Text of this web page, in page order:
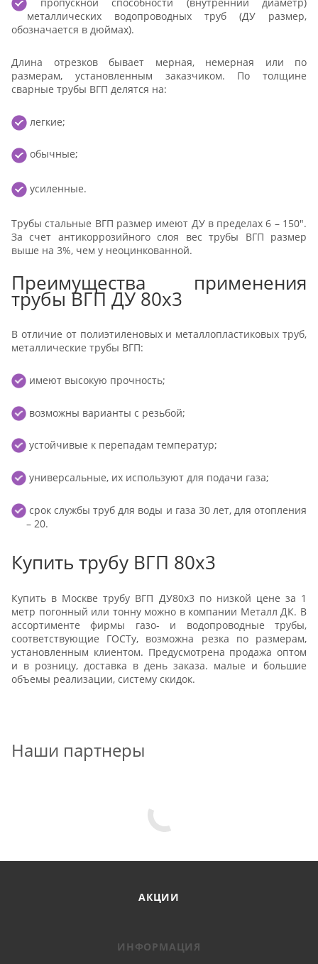
металлических водопроводных труб (ДУ размер,
обозначается в дюймах).
Длина отрезков бывает мерная, немерная или по
размерам, установленным заказчиком. По толщине
сварные трубы ВГП делятся на:
легкие;
обычные;
усиленные.
Трубы стальные ВГП размер имеют ДУ в пределах 6 – 150″.
За счет антикоррозийного слоя вес трубы ВГП размер
выше на 3%, чем у неоцинкованной.
Преимущества применения
трубы ВГП ДУ 80х3
В отличие от полиэтиленовых и металлопластиковых труб,
металлические трубы ВГП:
имеют высокую прочность;
возможны варианты с резьбой;
устойчивые к перепадам температур;
универсальные, их используют для подачи газа;
срок службы труб для воды и газа 30 лет, для отопления
– 20.
Купить трубу ВГП 80х3
Купить в Москве трубу ВГП ДУ80х3 по низкой цене за 1
метр погонный или тонну можно в компании Металл ДК. В
ассортименте фирмы газо- и водопроводные трубы,
соответствующие ГОСТу, возможна резка по размерам,
установленным клиентом. Предусмотрена продажа оптом
и в розницу, доставка в день заказа. малые и большие
объемы реализации, систему скидок.
Наши партнеры
АКЦИИ
ИНФОРМАЦИЯ